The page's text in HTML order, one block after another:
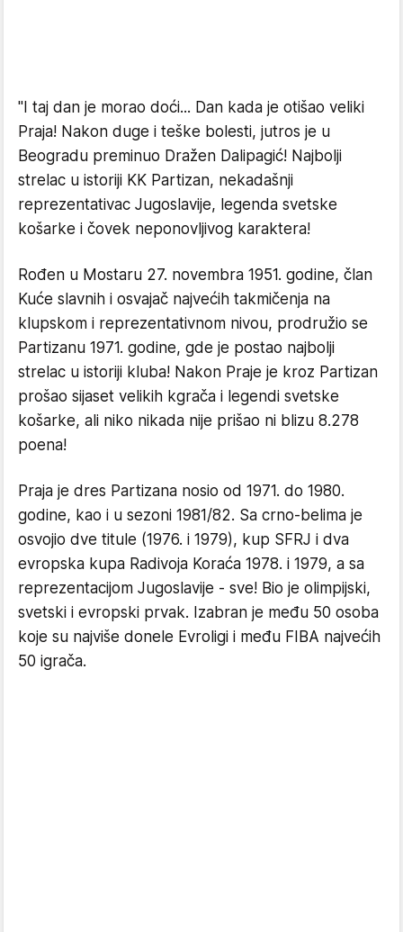
"I taj dan je morao doći... Dan kada je otišao veliki
Praja! Nakon duge i teške bolesti, jutros je u
Beogradu preminuo Dražen Dalipagić! Najbolji
strelac u istoriji KK Partizan, nekadašnji
reprezentativac Jugoslavije, legenda svetske
košarke i čovek neponovljivog karaktera!
Rođen u Mostaru 27. novembra 1951. godine, član
Kuće slavnih i osvajač najvećih takmičenja na
klupskom i reprezentativnom nivou, prodružio se
Partizanu 1971. godine, gde je postao najbolji
strelac u istoriji kluba! Nakon Praje je kroz Partizan
prošao sijaset velikih kgrača i legendi svetske
košarke, ali niko nikada nije prišao ni blizu 8.278
poena!
Praja je dres Partizana nosio od 1971. do 1980.
godine, kao i u sezoni 1981/82. Sa crno-belima je
osvojio dve titule (1976. i 1979), kup SFRJ i dva
evropska kupa Radivoja Koraća 1978. i 1979, a sa
reprezentacijom Jugoslavije - sve! Bio je olimpijski,
svetski i evropski prvak. Izabran je među 50 osoba
koje su najviše donele Evroligi i među FIBA najvećih
50 igrača.